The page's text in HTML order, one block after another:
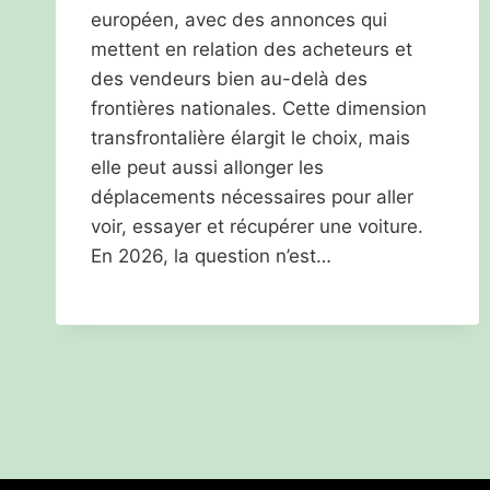
européen, avec des annonces qui
mettent en relation des acheteurs et
des vendeurs bien au-delà des
frontières nationales. Cette dimension
transfrontalière élargit le choix, mais
elle peut aussi allonger les
déplacements nécessaires pour aller
voir, essayer et récupérer une voiture.
En 2026, la question n’est…